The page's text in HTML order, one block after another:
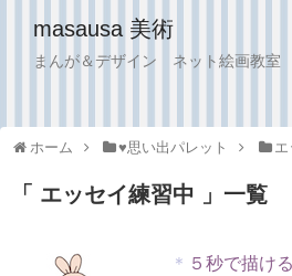
masausa 美術
まんが＆デザイン ネット絵画教室
ホーム ♥︎思い出パレット
「 エッセイ練習中 」一覧
＊ ５秒で描ける